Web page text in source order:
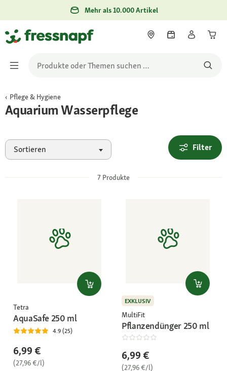
Mehr als 10.000 Artikel
Pflege & Hygiene
Aquarium Wasserpflege
Sortieren Filter
7 Produkte
Tetra
AquaSafe 250 ml
4.9 (25)
6,99 €
(27,96 €/l)
EXKLUSIV
MultiFit
Pflanzendünger 250 ml
6,99 €
(27,96 €/l)